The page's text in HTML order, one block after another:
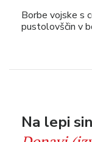
Borbe vojske s
pustolovščin v
Na lepi